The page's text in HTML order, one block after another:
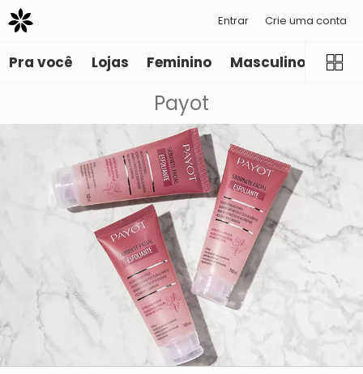
Entrar Crie uma conta
Pra você Lojas Feminino Masculino
Payot